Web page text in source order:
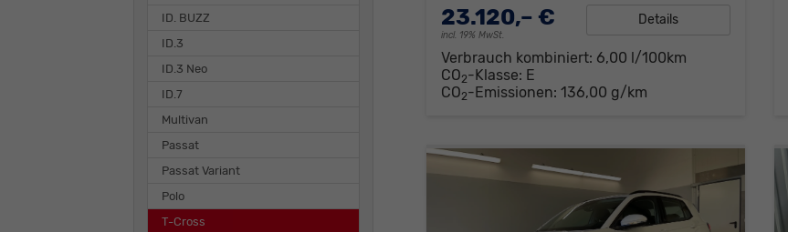
23.120,– €
incl. 19% MwSt.
Details
Verbrauch kombiniert: 6,00 l/100km
CO2-Klasse: E
CO2-Emissionen: 136,00 g/km
ID. BUZZ
ID.3
ID.3 Neo
ID.7
Multivan
Passat
Passat Variant
Polo
T-Cross